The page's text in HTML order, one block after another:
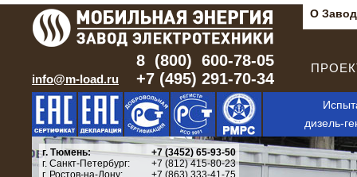
О
info@m-load.ru
8 (800) 600-78-05
+7 (495) 291-70-34
дизель-
г. Тюмень:
+7 (3452) 65-93-50
г. Санкт-Петербург:
+7 (812) 415-80-23
г. Ростов-на-Дону:
+7 (863) 333-41-75